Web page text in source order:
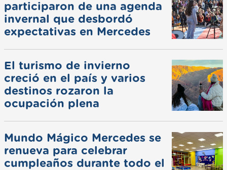
participaron de una agenda
invernal que desbordó
expectativas en Mercedes
El turismo de invierno
creció en el país y varios
destinos rozaron la
ocupación plena
Mundo Mágico Mercedes se
renueva para celebrar
cumpleaños durante todo el